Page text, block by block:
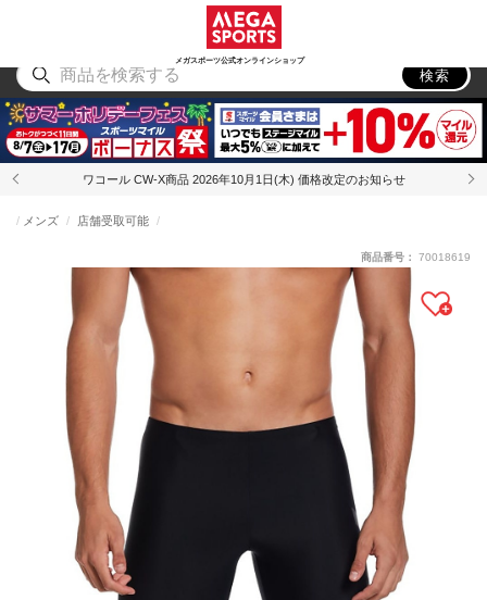
メガスポーツ公式オンラインショップ
アウトドア
検索
ワコール CW-X商品 2026年10月1日(木) 価格改定のお知らせ
メンズ 店舗受取可能
商品番号： 70018619